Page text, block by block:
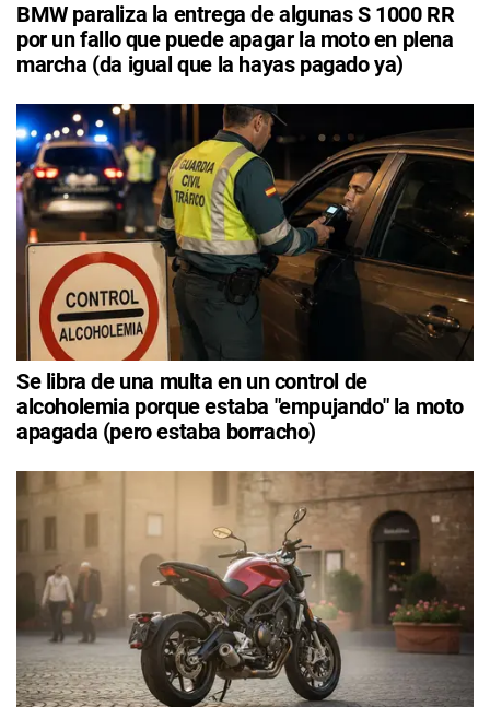
BMW paraliza la entrega de algunas S 1000 RR
por un fallo que puede apagar la moto en plena
marcha (da igual que la hayas pagado ya)
Se libra de una multa en un control de
alcoholemia porque estaba "empujando" la moto
apagada (pero estaba borracho)